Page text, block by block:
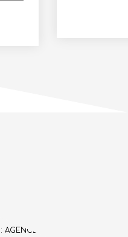
DES FLOTS | Raison